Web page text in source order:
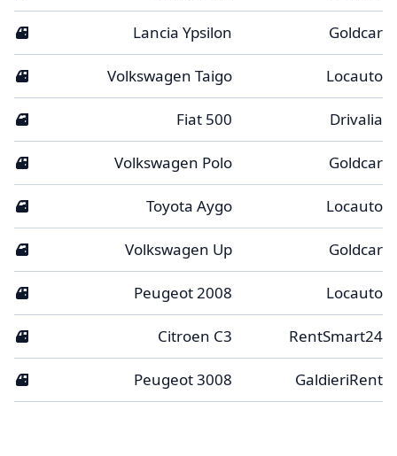
Goldcar
Lancia Ypsilon
5
Locauto
Volkswagen Taigo
5
Drivalia
Fiat 500
3
Goldcar
Volkswagen Polo
5
Locauto
Toyota Aygo
3
Goldcar
Volkswagen Up
3
Locauto
Peugeot 2008
5
RentSmart24
Citroen C3
5
GaldieriRent
Peugeot 3008
5